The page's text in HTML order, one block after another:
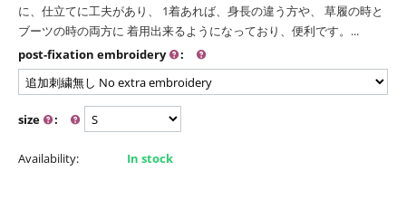
に、仕立てに工夫があり、 1着あれば、身長の違う方や、 草履の時と
ブーツの時の両方に 着用出来るようになっており、便利です。...
post-fixation embroidery
:
size :
Availability: In stock